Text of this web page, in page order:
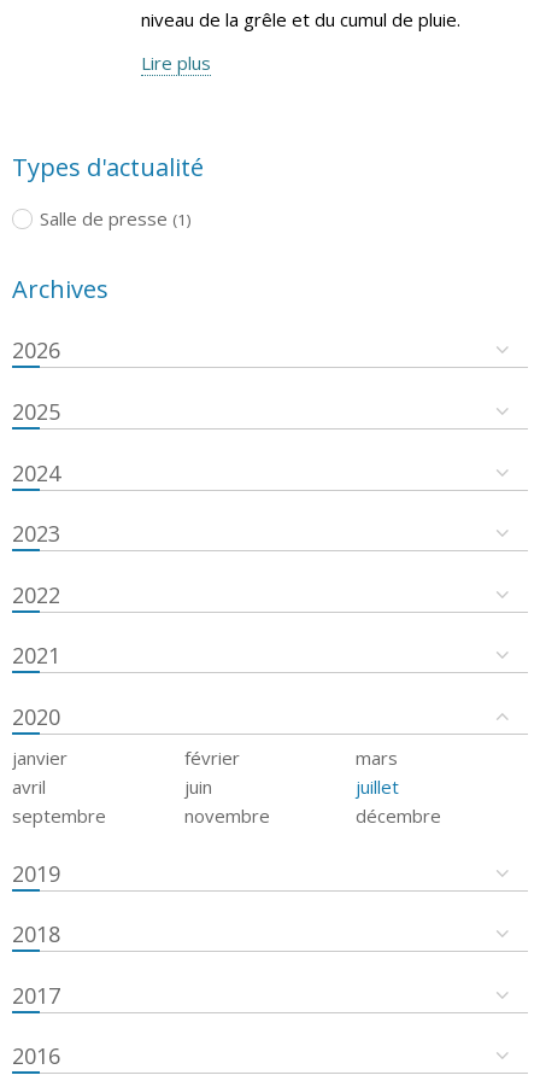
niveau de la grêle et du cumul de pluie.
Lire plus
Types d'actualité
Salle de presse (1)
Archives
2026
2025
2024
2023
2022
2021
2020
janvier février
mars
avril
juin
juillet
septembre
novembre décembre
2019
2018
2017
2016